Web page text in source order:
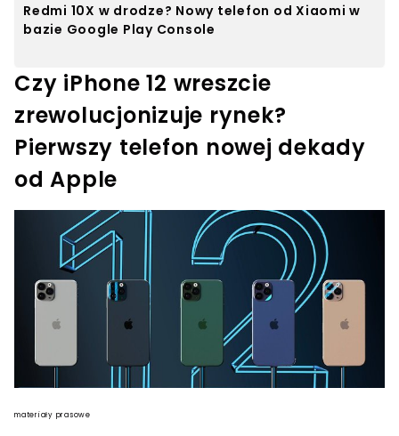
Redmi 10X w drodze? Nowy telefon od Xiaomi w
bazie Google Play Console
Czy iPhone 12 wreszcie
zrewolucjonizuje rynek?
Pierwszy telefon nowej dekady
od Apple
materiały prasowe